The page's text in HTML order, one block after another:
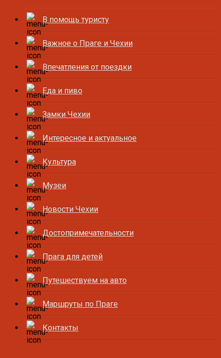
В помощь туристу
Важное о Праге и Чехии
Впечатления от поездки
Еда и пиво
Замки Чехии
Интересное и актуальное
Культура
Музеи
Новости Чехии
Достопримечательности
Прага для детей
Путешествуем на авто
Маршруты по Праге
Контакты